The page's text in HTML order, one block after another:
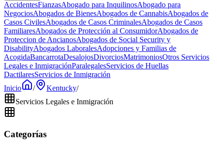
AccidentesFianzasAbogado para InquilinosAbogado para
NegociosAbogados de BienesAbogados de CannabisAbogados de
Casos CivilesAbogados de Casos CriminalesAbogados de Casos
FamiliaresAbogados de Protección al ConsumidorAbogados de
Proteccion de AncianosAbogados de Social Security y
DisabilityAbogados LaboralesAdopciones y Familias de
AcogidaBancarrotaDesalojosDivorciosMatrimoniosOtros Servicios
Legales e InmigraciónParalegalesServicios de Huellas
DactilaresServicios de Inmigración
Inicio
/ Kentucky/
Servicios Legales e Inmigración
Categorías